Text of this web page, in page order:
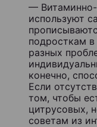
—
используют
подросткам
разных
конечно,
Если
том, чтобы
цитрусовых,
советам из